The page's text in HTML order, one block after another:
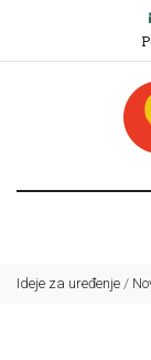
Ideje za uređenje /